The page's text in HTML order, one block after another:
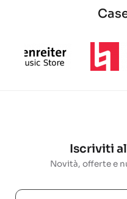
Iscriviti
Novità, offerte e